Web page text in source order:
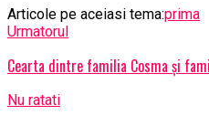
Articole pe aceiasi tema:prima
Urmatorul
Cearta dintre familia Cosma și
Nu ratati